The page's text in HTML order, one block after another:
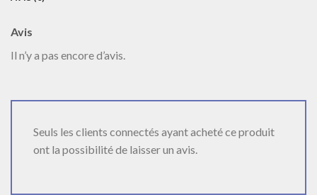
Avis
Il n’y a pas encore d’avis.
Seuls les clients connectés ayant acheté ce produit
ont la possibilité de laisser un avis.